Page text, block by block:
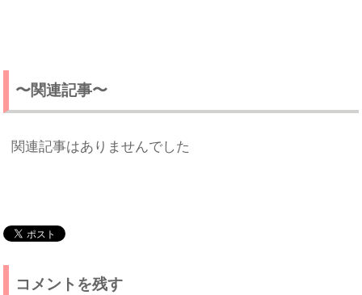
〜関連記事〜
関連記事はありませんでした
コメントを残す